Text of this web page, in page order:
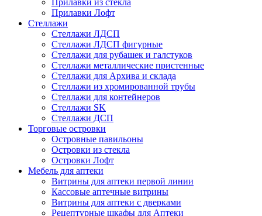
Прилавки из стекла
Прилавки Лофт
Стеллажи
Стеллажи ЛДСП
Стеллажи ЛДСП фигурные
Стеллажи для рубашек и галстуков
Стеллажи металлические пристенные
Стеллажи для Архива и склада
Стеллажи из хромированной трубы
Стеллажи для контейнеров
Стеллажи SK
Стеллажи ДСП
Торговые островки
Островные павильоны
Островки из стекла
Островки Лофт
Мебель для аптеки
Витрины для аптеки первой линии
Кассовые аптечные витрины
Витрины для аптеки с дверками
Рецептурные шкафы для Аптеки